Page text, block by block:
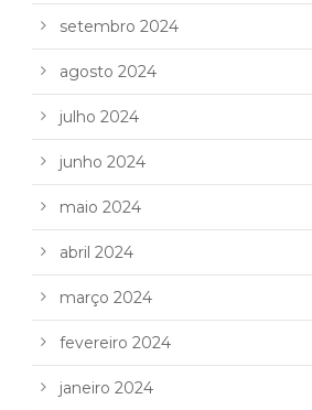
setembro 2024
agosto 2024
julho 2024
junho 2024
maio 2024
abril 2024
março 2024
fevereiro 2024
janeiro 2024